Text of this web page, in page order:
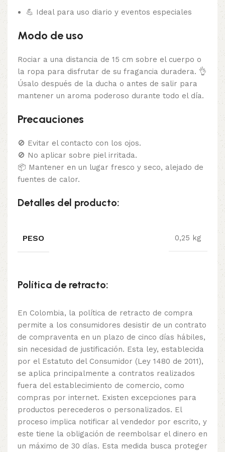
💪 Ideal para uso diario y eventos especiales
Modo de uso
Rociar a una distancia de 15 cm sobre el cuerpo o
la ropa para disfrutar de su fragancia duradera. 👌
Úsalo después de la ducha o antes de salir para
mantener un aroma poderoso durante todo el día.
Precauciones
🚫 Evitar el contacto con los ojos.
🚫 No aplicar sobre piel irritada.
📦 Mantener en un lugar fresco y seco, alejado de
fuentes de calor.
Detalles del producto:
PESO 0,25 kg
Política de retracto:
En Colombia, la política de retracto de compra
permite a los consumidores desistir de un contrato
de compraventa en un plazo de cinco días hábiles,
sin necesidad de justificación. Esta ley, establecida
por el Estatuto del Consumidor (Ley 1480 de 2011),
se aplica principalmente a contratos realizados
fuera del establecimiento de comercio, como
compras por internet. Existen excepciones para
productos perecederos o personalizados. El
proceso implica notificar al vendedor por escrito, y
este tiene la obligación de reembolsar el dinero en
un máximo de 30 días. Esta medida busca proteger